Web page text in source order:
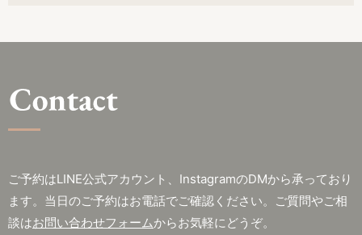
ご予約はLINE公式アカウント、InstagramのDMから承っており
ます。 当日のご予約はお電話でご確認ください。
ご質問やご相
談はお問い合わせフォームからお気軽にどうぞ。